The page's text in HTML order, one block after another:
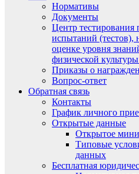
Нормативы
Документы
Центр
испытаний (тестов),
оценке уровня
физической
Приказы о
Вопрос-ответ
Обратная связь
Контакты
График личного
Открытые данные
Открытое
Типовые
данных
Бесплатная